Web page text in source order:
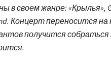
в своем жанре: «Крылья»,
Концерт переносится
получится